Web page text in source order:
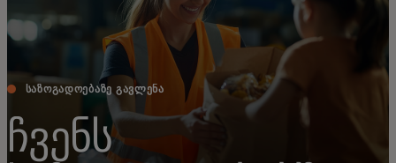
სიახლეები და ტენდენციები
ᲡᲐᲖᲝᲒᲐᲓᲝᲔᲑᲐᲖᲔ ᲒᲐᲕᲚᲔᲜᲐ
ჩვენს